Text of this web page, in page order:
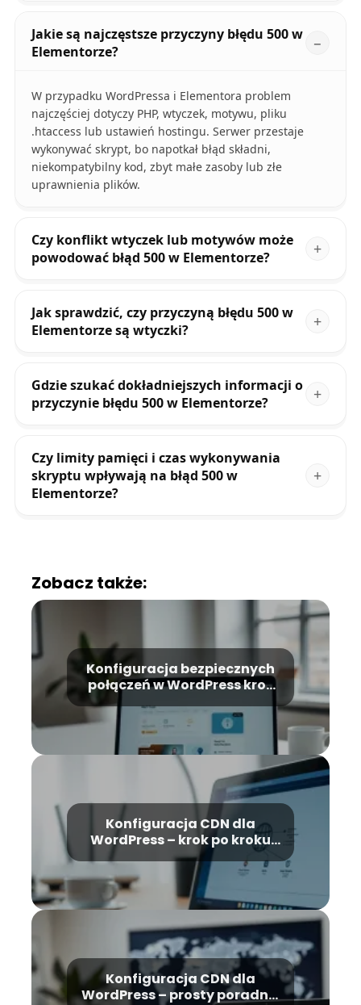
Jakie są najczęstsze przyczyny błędu 500 w
Elementorze?
W przypadku WordPressa i Elementora problem
najczęściej dotyczy PHP, wtyczek, motywu, pliku
.htaccess lub ustawień hostingu. Serwer przestaje
wykonywać skrypt, bo napotkał błąd składni,
niekompatybilny kod, zbyt małe zasoby lub złe
uprawnienia plików.
Czy konflikt wtyczek lub motywów może
powodować błąd 500 w Elementorze?
Jak sprawdzić, czy przyczyną błędu 500 w
Elementorze są wtyczki?
Gdzie szukać dokładniejszych informacji o
przyczynie błędu 500 w Elementorze?
Czy limity pamięci i czas wykonywania
skryptu wpływają na błąd 500 w
Elementorze?
Zobacz także:
Konfiguracja bezpiecznych
połączeń w WordPress krok
Konfiguracja CDN dla
WordPress – krok po kroku
dla początkujących
Konfiguracja CDN dla
WordPress – prosty poradnik